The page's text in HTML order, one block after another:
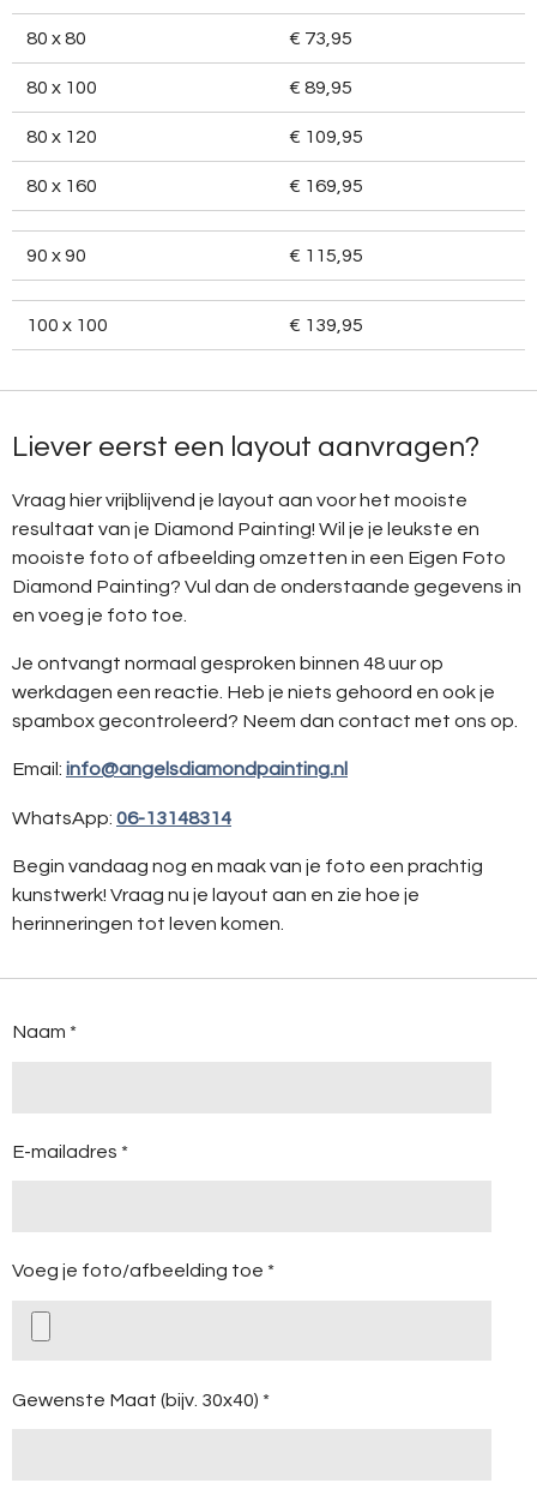
80 x 80 € 73,95
80 x 100 € 89,95
80 x 120 € 109,95
80 x 160 € 169,95
90 x 90 € 115,95
100 x 100 € 139,95
Liever eerst een layout aanvragen?
Vraag hier vrijblijvend je layout aan voor het mooiste
resultaat van je Diamond Painting! Wil je je leukste en
mooiste foto of afbeelding omzetten in een Eigen Foto
Diamond Painting? Vul dan de onderstaande gegevens in
en voeg je foto toe.
Je ontvangt normaal gesproken binnen 48 uur op
werkdagen een reactie. Heb je niets gehoord en ook je
spambox gecontroleerd? Neem dan contact met ons op.
Email: info@angelsdiamondpainting.nl
WhatsApp: 06-13148314
Begin vandaag nog en maak van je foto een prachtig
kunstwerk! Vraag nu je layout aan en zie hoe je
herinneringen tot leven komen.
Naam *
E-mailadres *
Voeg je foto/afbeelding toe *
Gewenste Maat (bijv. 30x40) *